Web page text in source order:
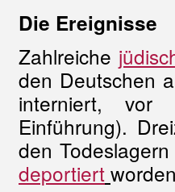
Die Ereignisse
Zahlreiche
den Deutschen
interniert,
Einführung).
den
deportiert